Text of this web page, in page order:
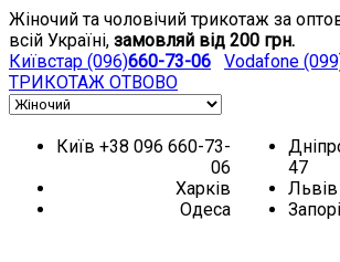
Жіночий та чоловічий трикотаж за
всій Україні, замовляй від 200 грн.
Київстар (096)660-73-06 Vodafone
ТРИКОТАЖ ОТВОВО
Київ +38 096 660-73-
06
Харків
Одеса
47
Львів